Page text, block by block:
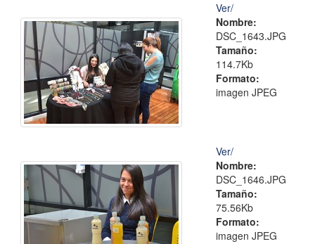
Ver/
Nombre:
DSC_1643.JPG
Tamaño:
114.7Kb
Formato:
imagen JPEG
Ver/
Nombre:
DSC_1646.JPG
Tamaño:
75.56Kb
Formato:
imagen JPEG